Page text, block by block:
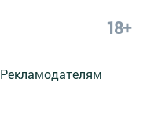
18+
Рекламодателям